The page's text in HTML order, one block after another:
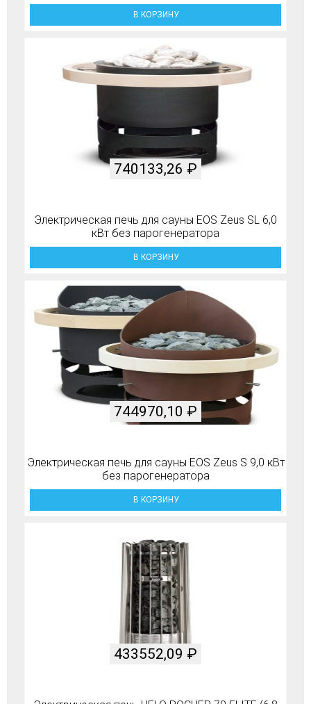
В КОРЗИНУ
Электрическая печь для сауны EOS Zeus SL 6,0
кВт без парогенератора
740133,26 ₽
В КОРЗИНУ
Электрическая печь для сауны EOS Zeus S 9,0 кВт
без парогенератора
744970,10 ₽
В КОРЗИНУ
433552,09 ₽